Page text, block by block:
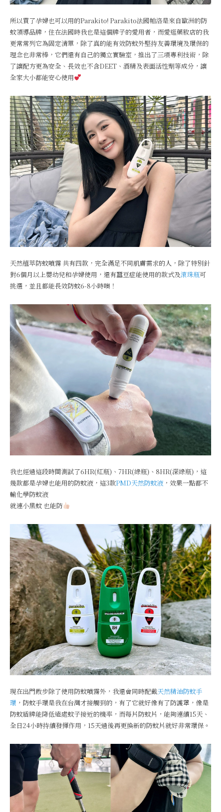
所以買了孕婦也可以用的Parakito! Parakito法國帕洛是來自歐洲的防
蚊領導品牌，住在法國時我也是這個牌子的愛用者，而愛逛藥妝店的我
更常常列它為固定清單，除了真的能有效防蚊外堅持友善環境及環保的
理念也非常棒，它們還有自己的獨立實驗室，推出了三項專利技術，除
了讓配方更為安全、長效也不含DEET、酒精及表面活性劑等成分，讓
全家大小都能安心使用
天然植萃防蚊噴霧 共有四款，完全滿足不同肌膚需求的人，除了特別針
對6個月以上嬰幼兒和孕婦使用，還有蠶豆症能使用的款式及滾珠瓶可
挑選，並且都能長效防蚊6-8小時噢！
我也經過這段時間測試了6HR(紅瓶)、7HR(綠瓶)、8HR(深綠瓶)，這
幾款都是孕婦也能用的防蚊液，這3款PMD天然防蚊液 ，效果一點都不
輸化學防蚊液
就連小黑蚊 也能防
現在出門散步除了使用防蚊噴霧外，我還會同時配戴天然精油防蚊手
環 ，防蚊手環是我在台灣才接觸到的，有了它就好像有了防護罩，像是
防蚊盾牌能降低遠處蚊子接近的機率，而每片防蚊片，能夠連續15天、
全日24小時持續發揮作用，15天過後再更換新的防蚊片就好非常環保。